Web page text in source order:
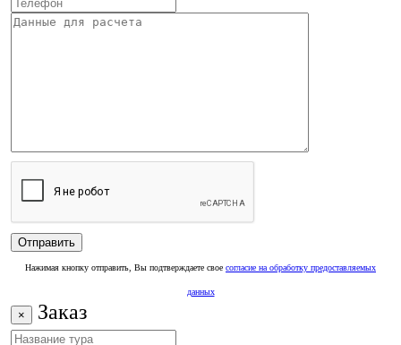
Нажимая кнопку отправить, Вы подтверждаете свое согласие на обработку предоставляемых
данных
× Заказ